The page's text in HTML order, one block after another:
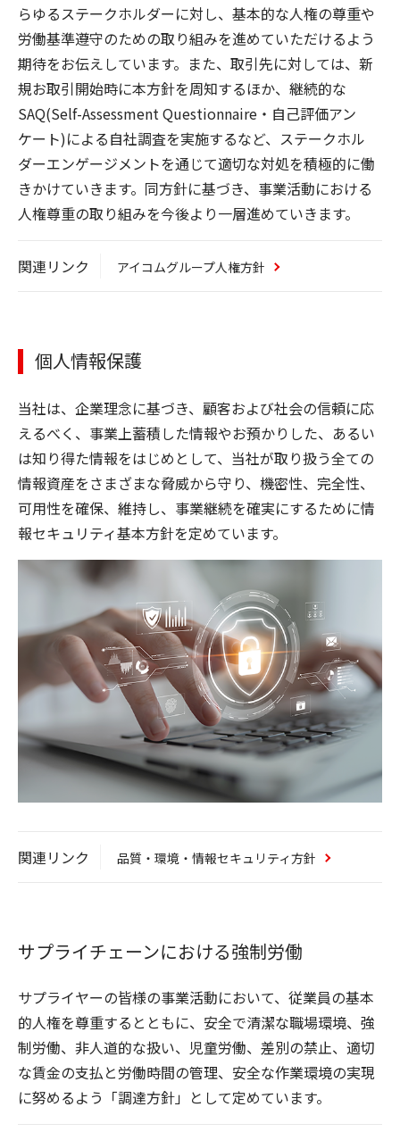
らゆるステークホルダーに対し、基本的な人権の尊重や
労働基準遵守のための取り組みを進めていただけるよう
期待をお伝えしています。また、取引先に対しては、新
規お取引開始時に本方針を周知するほか、継続的な
SAQ(Self-Assessment Questionnaire・自己評価アン
ケート)による自社調査を実施するなど、ステークホル
ダーエンゲージメントを通じて適切な対処を積極的に働
きかけていきます。同方針に基づき、事業活動における
人権尊重の取り組みを今後より一層進めていきます。
関連リンク アイコムグループ人権方針
個人情報保護
当社は、企業理念に基づき、顧客および社会の信頼に応
えるべく、事業上蓄積した情報やお預かりした、あるい
は知り得た情報をはじめとして、当社が取り扱う全ての
情報資産をさまざまな脅威から守り、機密性、完全性、
可用性を確保、維持し、事業継続を確実にするために情
報セキュリティ基本方針を定めています。
関連リンク 品質・環境・情報セキュリティ方針
サプライチェーンにおける強制労働
サプライヤーの皆様の事業活動において、従業員の基本
的人権を尊重するとともに、安全で清潔な職場環境、強
制労働、非人道的な扱い、児童労働、差別の禁止、適切
な賃金の支払と労働時間の管理、安全な作業環境の実現
に努めるよう「調達方針」として定めています。